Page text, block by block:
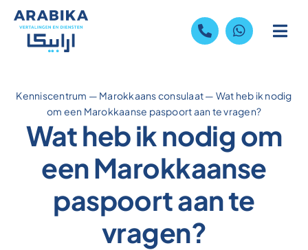
Skip
content
Kenniscentrum — Marokkaans consulaat— Wat heb ik nodig
om een Marokkaanse paspoort aan te vragen?
Wat heb ik nodig om
een Marokkaanse
paspoort aan te
vragen?